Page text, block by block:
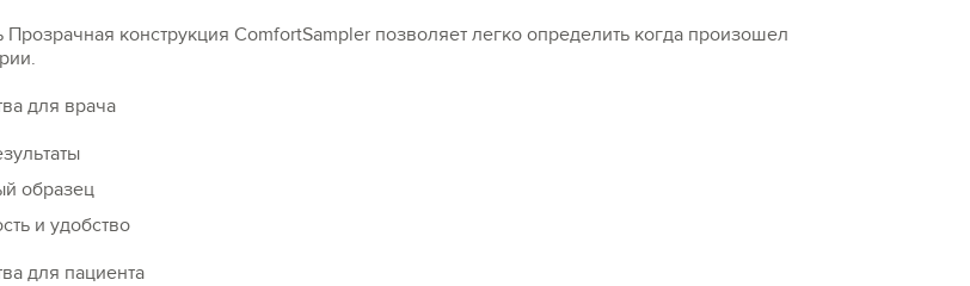
Прозрачная конструкция ComfortSampler позволяет легко определить когда произошел
для врача
образец
и удобство
для пациента